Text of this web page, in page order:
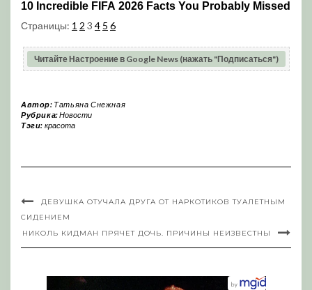
Страницы: 1 2 3 4 5 6
Читайте Настроение в Google News (нажать "Подписаться")
Автор: Татьяна Снежная
Рубрика:Новости
Тэги: красота
ДЕВУШКА ОТУЧАЛА ДРУГА ОТ НАРКОТИКОВ ТУАЛЕТНЫМ
СИДЕНИЕМ
НИКОЛЬ КИДМАН ПРЯЧЕТ ДОЧЬ. ПРИЧИНЫ НЕИЗВЕСТНЫ